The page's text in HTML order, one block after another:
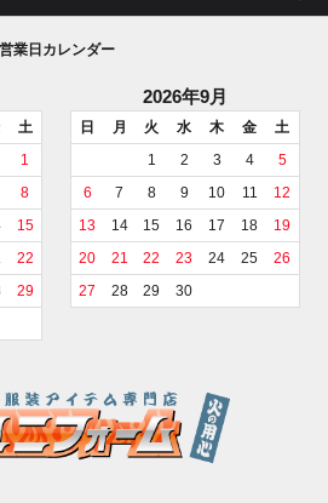
営業日カレンダー
土
1
8
15
22
29
2026年9月
日 月 火 水 木 金
土
1
2 3 4
5
6
7 8 9 10 11
12
13
14 15 16 17 18
19
20
21 22 23 24 25
26
27
28 29 30